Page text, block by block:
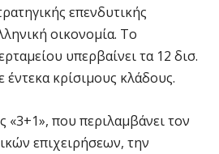
επενδυτικής
οικονομία. Το
υπερβαίνει τα 12 δισ.
έντεκα κρίσιμους κλάδους.
«3+1», που περιλαμβάνει τον
επιχειρήσεων, την